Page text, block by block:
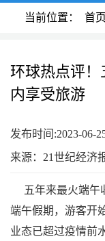
当前位置： 首页
环球热点评！
内享受旅游
发布时间:2023-06-
来源：21世纪经济
五年来最火端午
端午假期，游客开
业态已超过疫情前